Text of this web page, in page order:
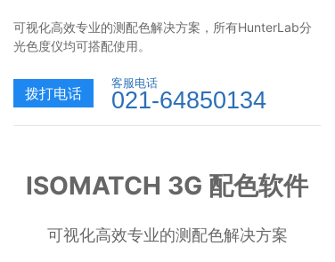
可视化高效专业的测配色解决方案，所有HunterLab分
光色度仪均可搭配使用。
拨打电话
客服电话
021-64850134
ISOMATCH 3G 配色软件
可视化高效专业的测配色解决方案